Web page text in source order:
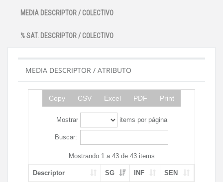
MEDIA DESCRIPTOR / COLECTIVO
% SAT. DESCRIPTOR / COLECTIVO
MEDIA DESCRIPTOR / ATRIBUTO
Copy CSV Excel PDF Print
Mostrar items por página
Buscar:
Mostrando 1 a 43 de 43 items
Descriptor SG INF SEN